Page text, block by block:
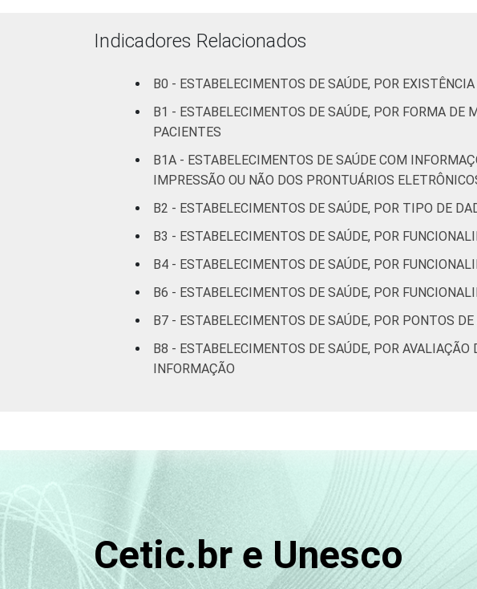
leitos)
internação
(mais de
Serviço de
apoio à
diagnose e
LOCALIZAÇÃO Capital 27
¹Cada item apresentado se refere apenas aos resultados
Fonte: CGI.br/NIC.br, Centro Regional de Estudos para o
Indicadores Relacionados
B0 - ESTABELECIMENTOS DE SAÚDE, POR
B1 - ESTABELECIMENTOS DE SAÚDE, POR FORMA
PACIENTES
B1A - ESTABELECIMENTOS DE SAÚDE COM
IMPRESSÃO OU NÃO DOS PRONTUÁRIOS
B2 - ESTABELECIMENTOS DE SAÚDE, POR TIPO DE
B3 - ESTABELECIMENTOS DE SAÚDE, POR
B4 - ESTABELECIMENTOS DE SAÚDE, POR
B6 - ESTABELECIMENTOS DE SAÚDE, POR
B7 - ESTABELECIMENTOS DE SAÚDE, POR PONTOS
B8 - ESTABELECIMENTOS DE SAÚDE, POR
INFORMAÇÃO
Cetic.br e Unesco